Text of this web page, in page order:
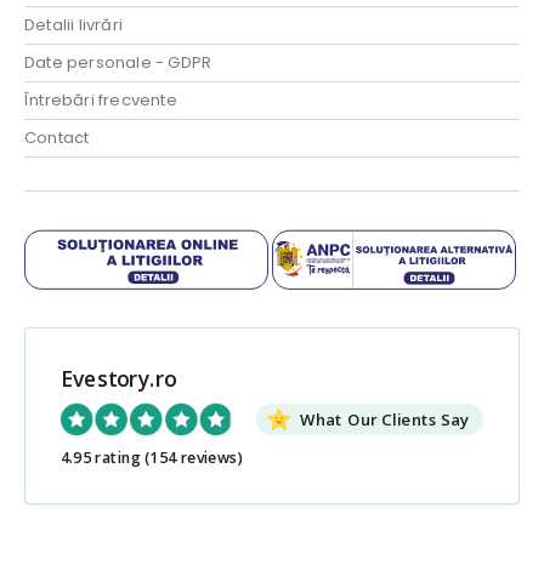
Detalii livrări
Date personale - GDPR
Întrebări frecvente
Contact
Evestory.ro
What Our Clients Say
4.95 rating(154 reviews)